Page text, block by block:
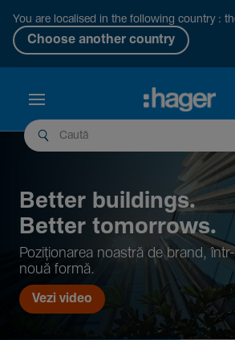
You are localised in the following country :
Choose another country
Better buil­dings.
Better tomor­rows.
Pozi­țio­narea noastră de brand,
nouă formă.
Vezi video